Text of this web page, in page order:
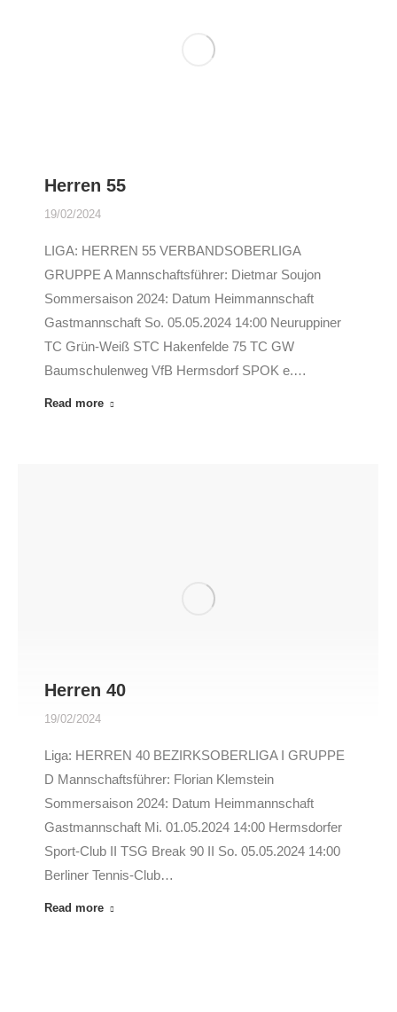
Herren 55
19/02/2024
LIGA: HERREN 55 VERBANDSOBERLIGA
GRUPPE A Mannschaftsführer: Dietmar Soujon
Sommersaison 2024: Datum Heimmannschaft
Gastmannschaft So. 05.05.2024 14:00 Neuruppiner
TC Grün-Weiß STC Hakenfelde 75 TC GW
Baumschulenweg VfB Hermsdorf SPOK e.…
Read more
Herren 40
19/02/2024
Liga: HERREN 40 BEZIRKSOBERLIGA I GRUPPE
D Mannschaftsführer: Florian Klemstein
Sommersaison 2024: Datum Heimmannschaft
Gastmannschaft Mi. 01.05.2024 14:00 Hermsdorfer
Sport-Club II TSG Break 90 II So. 05.05.2024 14:00
Berliner Tennis-Club…
Read more